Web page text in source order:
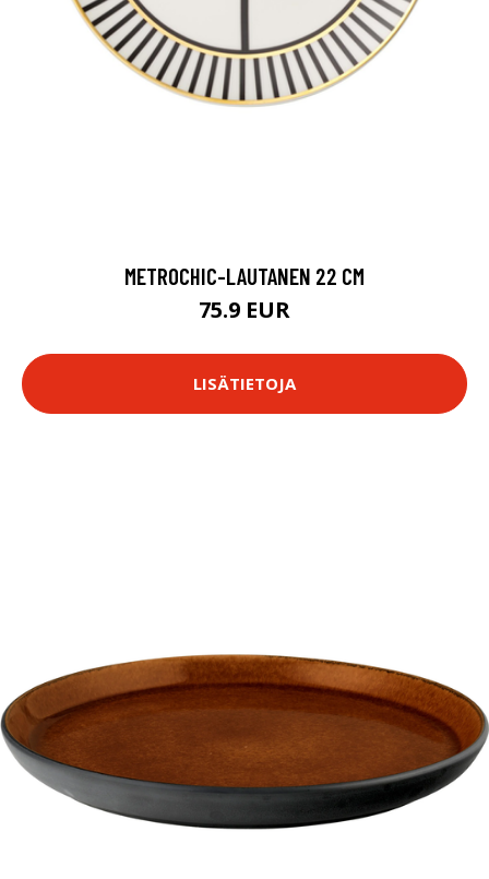
METROCHIC-LAUTANEN 22 CM
75.9 EUR
LISÄTIETOJA